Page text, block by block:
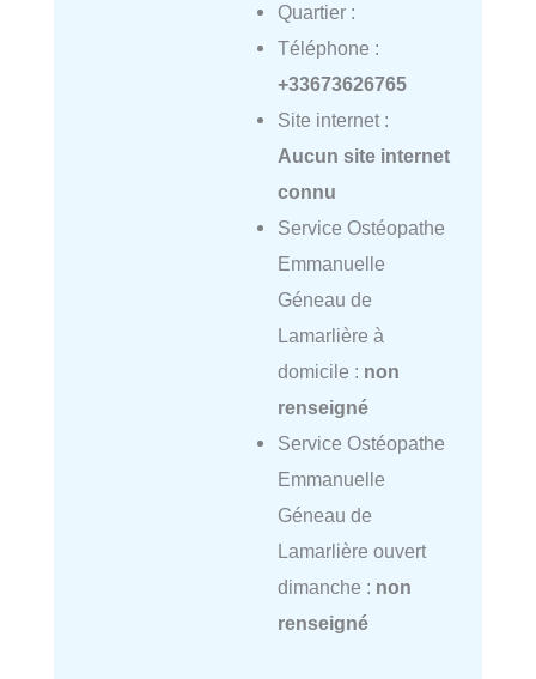
Quartier :
Téléphone :
+33673626765
Site internet :
Aucun site internet
connu
Service Ostéopathe
Emmanuelle
Géneau de
Lamarlière à
domicile : non
renseigné
Service Ostéopathe
Emmanuelle
Géneau de
Lamarlière ouvert
dimanche : non
renseigné